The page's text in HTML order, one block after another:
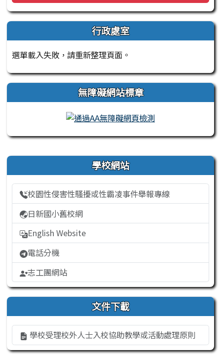
行政處室
選單載入失敗，請重新整理頁面。
無障礙網站標章
右邊區域內容 學校網站
校園性侵害性騷擾或性霸凌事件舉報專線
日新國小舊校網
English Website
電話分機
志工團網站
文件下載
學校受理校外人士入校協助教學或活動處理原則